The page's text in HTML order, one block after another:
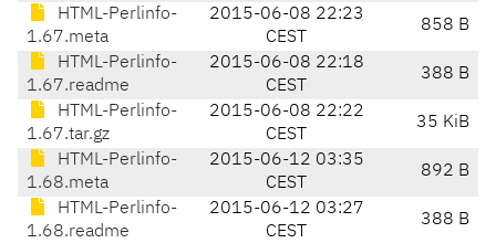
HTML-Perlinfo-
1.67.meta
2015-06-08 22:23
CEST
858 B
HTML-Perlinfo-
1.67.readme
2015-06-08 22:18
CEST
388 B
HTML-Perlinfo-
1.67.tar.gz
2015-06-08 22:22
CEST
35 KiB
HTML-Perlinfo-
1.68.meta
2015-06-12 03:35
CEST
892 B
HTML-Perlinfo-
1.68.readme
2015-06-12 03:27
CEST
388 B